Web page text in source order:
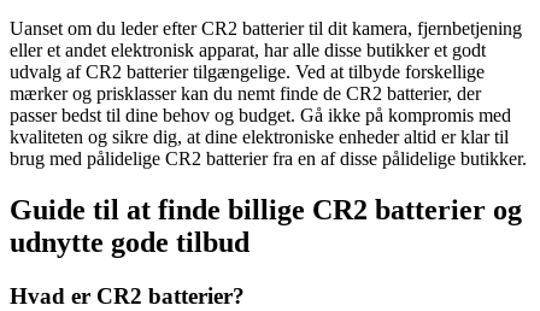
Uanset om du leder efter CR2 batterier til dit kamera, fjernbetjening
eller et andet elektronisk apparat, har alle disse butikker et godt
udvalg af CR2 batterier tilgængelige. Ved at tilbyde forskellige
mærker og prisklasser kan du nemt finde de CR2 batterier, der
passer bedst til dine behov og budget. Gå ikke på kompromis med
kvaliteten og sikre dig, at dine elektroniske enheder altid er klar til
brug med pålidelige CR2 batterier fra en af disse pålidelige butikker.
Guide til at finde billige CR2 batterier og
udnytte gode tilbud
Hvad er CR2 batterier?